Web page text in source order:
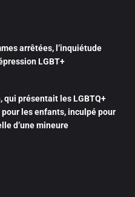
arrêtées, l’inquiétude
LGBT+
qui présentait les LGBTQ+
les enfants, inculpé pour
d’une mineure